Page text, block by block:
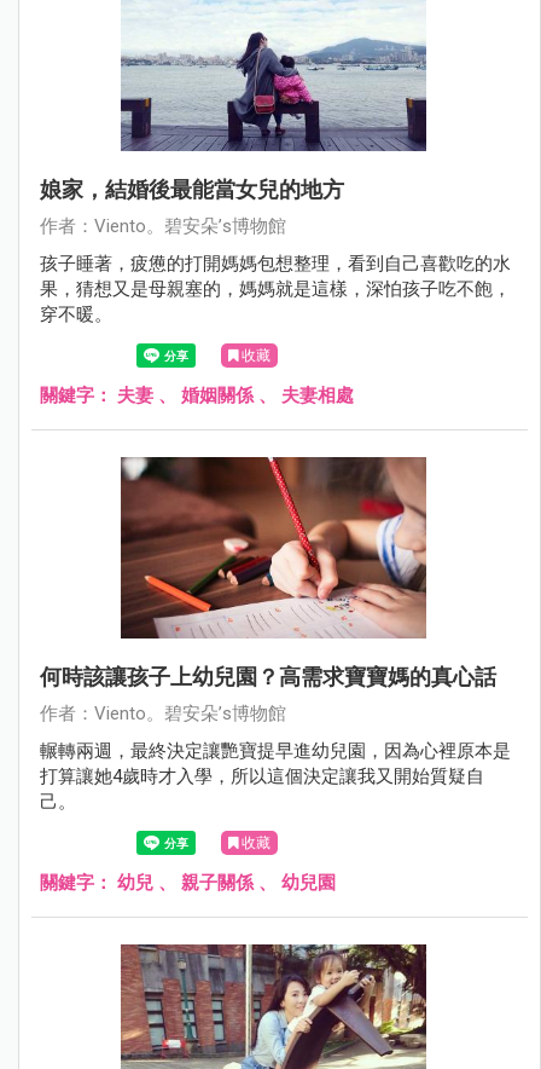
娘家，結婚後最能當女兒的地方
作者：Viento。碧安朵’s博物館
孩子睡著，疲憊的打開媽媽包想整理，看到自己喜歡吃的水
果，猜想又是母親塞的，媽媽就是這樣，深怕孩子吃不飽，
穿不暖。
收藏
關鍵字： 夫妻 、 婚姻關係 、 夫妻相處
何時該讓孩子上幼兒園？高需求寶寶媽的真心話
作者：Viento。碧安朵’s博物館
輾轉兩週，最終決定讓艷寶提早進幼兒園，因為心裡原本是
打算讓她4歲時才入學，所以這個決定讓我又開始質疑自
己。
收藏
關鍵字： 幼兒 、 親子關係 、 幼兒園